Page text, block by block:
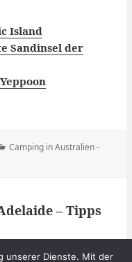
Island
Sandinsel der
Kategorien
Camping in Australien -
– Tipps
unserer Dienste. Mit der